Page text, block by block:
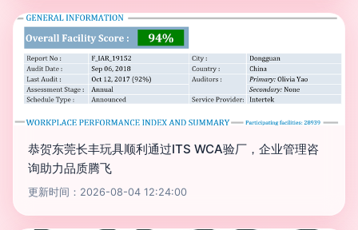
恭贺东莞长丰玩具顺利通过ITS WCA验厂，企业管理咨
询助力品质腾飞
更新时间：2026-08-04 12:24:00